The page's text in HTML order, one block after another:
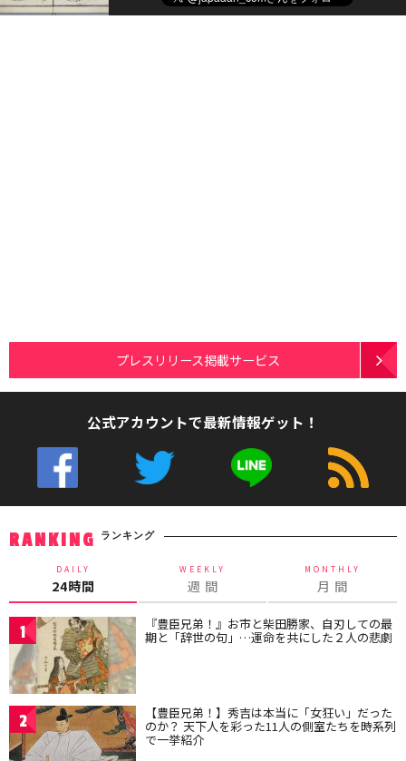
プレスリリース掲載サービス
公式アカウントで最新情報ゲット！
RANKING ランキング
DAILY
24時間
WEEKLY
週 間
MONTHLY
月 間
1 『豊臣兄弟！』お市と柴田勝家、自刃しての最
期と「辞世の句」…運命を共にした２人の悲劇
2 【豊臣兄弟！】秀吉は本当に「女狂い」だった
のか？ 天下人を彩った11人の側室たちを時系列
で一挙紹介